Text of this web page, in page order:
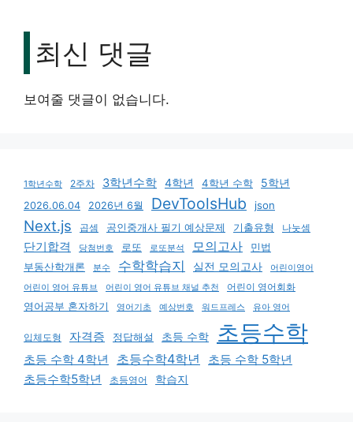
최신 댓글
보여줄 댓글이 없습니다.
1학년수학 2주차 3학년수학 4학년 4학년 수학 5학년
2026.06.04 2026년 6월 DevToolsHub json
Next.js 곱셈 공인중개사 필기 예상문제 기출유형 나눗셈
단기합격 당첨번호 로또 로또분석 모의고사
민법
부동산학개론
분수 수학학습지 실전 모의고사
어린이영어
어린이 영어 유튜브
어린이 영어 유튜브 채널 추천
어린이 영어회화
영어공부 혼자하기
영어기초 예상번호 워드프레스 유아 영어
입체도형 자격증 정답해설 초등 수학 초등수학
초등 수학 4학년 초등수학4학년
초등 수학 5학년
초등수학5학년
초등영어 학습지